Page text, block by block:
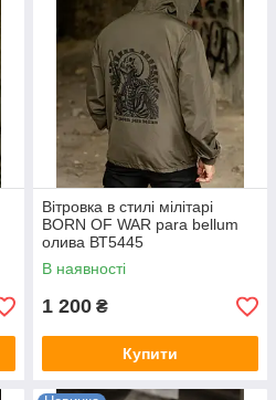
Вітровка в стилі мілітарі
BORN OF WAR para bellum
олива ВТ5445
В наявності
1 200 ₴
Купити